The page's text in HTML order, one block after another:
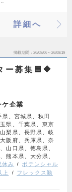
詳細へ
掲載期間 26/08/06～26/08/19
ー募集🟦🔶
ケ企業
、宮城県、秋田
県、千葉県、東京
梨県、長野県、岐
阪府、兵庫県、奈
山口県、徳島県、
熊本県、大分県、
休み
ポテンシャル
上
フレックス勤